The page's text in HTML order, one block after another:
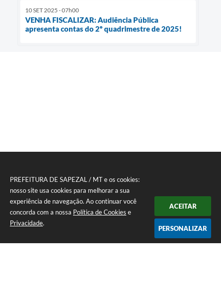
PREFEITURA DE SAPEZAL / MT e os cookies:
nosso site usa cookies para melhorar a sua
experiência de navegação. Ao continuar você
concorda com a nossa Política de Cookies e
Privacidade.
ACEITAR
PERSONALIZAR
10 SET 2025 - 07h00
VENHA FISCALIZAR: Audiência Pública
apresenta contas do 2º quadrimestre de 2025!